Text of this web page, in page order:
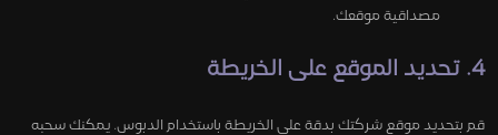
مصداقية موقعك.
4. تحديد الموقع على الخريطة
قم بتحديد موقع شركتك بدقة على الخريطة باستخدام الدبوس. يمكنك سحبه